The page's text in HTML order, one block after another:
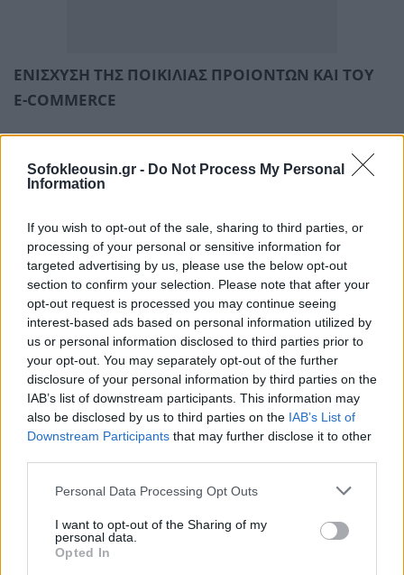
Sofokleousin.gr - Do Not Process My Personal
Information
If you wish to opt-out of the sale, sharing to third parties, or
processing of your personal or sensitive information for
targeted advertising by us, please use the below opt-out
section to confirm your selection. Please note that after your
opt-out request is processed you may continue seeing
interest-based ads based on personal information utilized by
us or personal information disclosed to third parties prior to
your opt-out. You may separately opt-out of the further
disclosure of your personal information by third parties on the
IAB’s list of downstream participants. This information may
also be disclosed by us to third parties on the IAB’s List of
Downstream Participants that may further disclose it to other
Personal Data Processing Opt Outs
I want to opt-out of the Sharing of my
personal data.
Opted In
ΕΝΙΣΧΥΣΗ ΤΗΣ ΠΟΙΚΙΛΙΑΣ ΠΡΟΙΟΝΤΩΝ ΚΑΙ ΤΟΥ
E-COMMERCE
παραμένει στην καρδιά της λειτουργίας της ΑΒ
ανάπτυξη της αγροτικής, κτηνοτροφικής παραγωγής
και αλιείας, συνεργαζόμενη με τοπικούς
παραγωγούς, ενώ προσφέρει προϊόντα ιδιωτικής
ετικέτας υψηλής ποιότητας, με στόχο την επόμενη
τριετία την εισαγωγή 450 νέων προϊόντων και 1.000
νέων κωδικών που συνδυάζουν ποιότητα και
προσιτή τιμή. Μεγάλη σημασία για την ΑΒ
Βασιλόπουλος έχουν τα μικρά καταστήματα
γειτονιάς, η ταχεία παράδοση (fast delivery) και το
Home Shop Center, το οποίο διαθέτει περισσότερα
από 380 άτομα προσωπικό και στόλο άνω των 60
φορτηγών, εξυπηρετώντας όλη την Αττική.